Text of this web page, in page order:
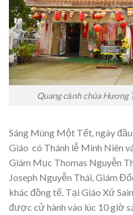
Quang cảnh chùa Hương
Sáng Mùng Một Tết, ngày
Giáo có Thánh lễ Minh Niên
Giám Mục Thomas Nguyễn
Joseph Nguyễn Thái, Giám
khác đồng tế. Tại Giáo Xứ
được cử hành vào lúc 10 giờ